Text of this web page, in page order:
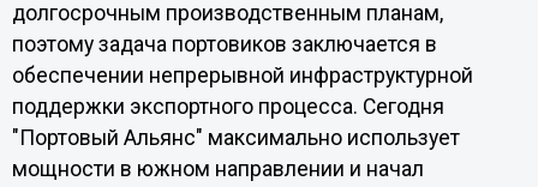
долгосрочным производственным планам,
поэтому задача портовиков заключается в
обеспечении непрерывной инфраструктурной
поддержки экспортного процесса. Сегодня
"Портовый Альянс" максимально использует
мощности в южном направлении и начал